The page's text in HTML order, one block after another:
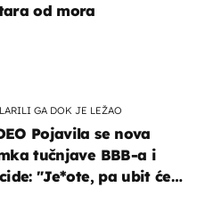
GA DOK JE LEŽAO
Pojavila se nova
tučnjave BBB-a i
"Je*ote, pa ubit će
od mora